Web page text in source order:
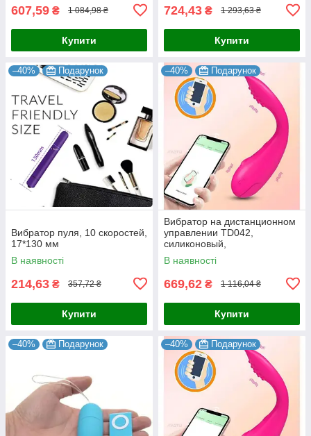
607,59 ₴ 1 084,98 ₴
Купити
724,43 ₴ 1 293,63 ₴
Купити
–40% Подарунок
Вибратор пуля, 10 скоростей,
17*130 мм
В наявності
214,63 ₴ 357,72 ₴
Купити
–40% Подарунок
Вибратор на дистанционном
управлении TD042,
силиконовый,
водонепроницаемый,
розовый
В наявності
669,62 ₴ 1 116,04 ₴
Купити
–40% Подарунок –40% Подарунок